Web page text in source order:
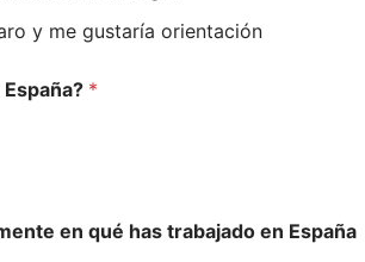
y me gustaría orientación
*
en qué has trabajado en España